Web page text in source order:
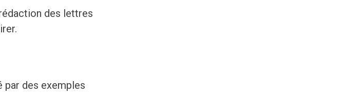
des lettres
par des exemples